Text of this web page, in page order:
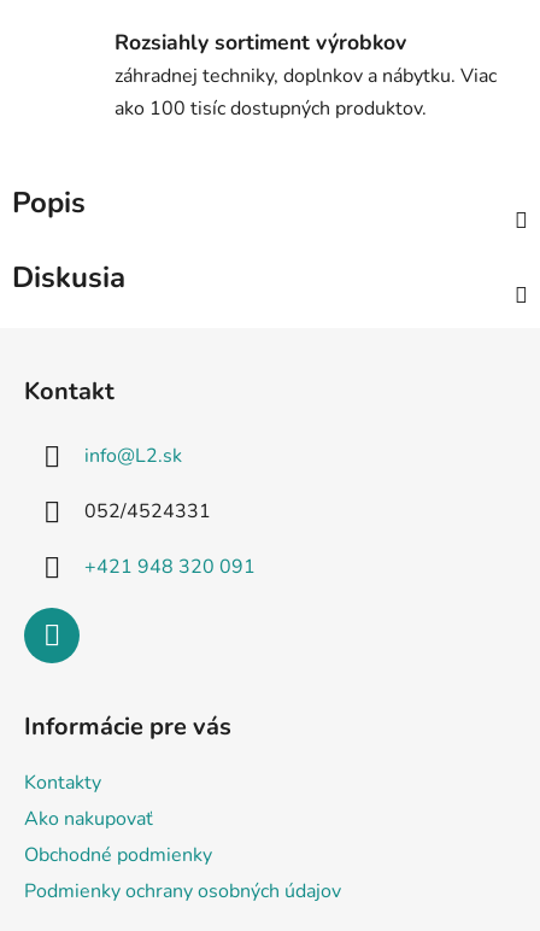
Rozsiahly sortiment výrobkov
záhradnej techniky, doplnkov a nábytku. Viac
ako 100 tisíc dostupných produktov.
Popis
Diskusia
Kontakt
info@L2.sk
052/4524331
+421 948 320 091
Informácie pre vás
Kontakty
Ako nakupovať
Obchodné podmienky
Podmienky ochrany osobných údajov